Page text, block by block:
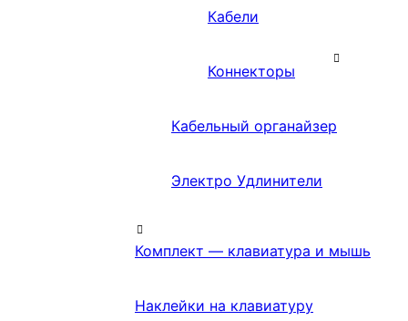
Кабели
Коннекторы
Кабельный органайзер
Электро Удлинители
Комплект — клавиатура и мышь
Наклейки на клавиатуру